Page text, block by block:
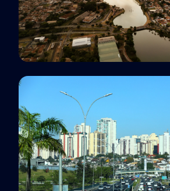
São José do Rio Preto, SP